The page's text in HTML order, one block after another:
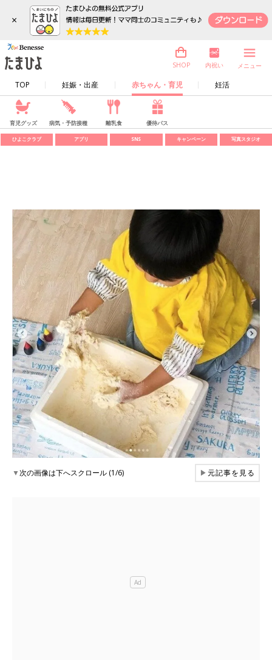
×
TOP 妊娠・出産 赤ちゃん・育児 妊活
SHOP 内祝い メニュー
育児グッズ 病気・予防接種 離乳食 優待パス
ひよこクラブ アプリ SNS キャンペーン 写真スタジオ
▼次の画像は下へスクロール (1/6) ▶元記事を見る